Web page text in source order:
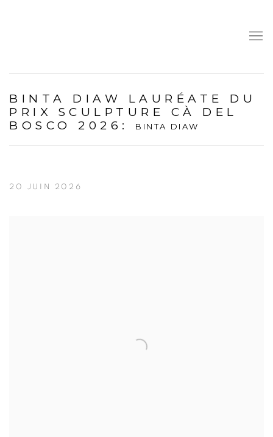
BINTA DIAW LAURÉATE DU
PRIX SCULPTURE CÀ DEL
BOSCO 2026 : BINTA DIAW
20 JUIN 2026